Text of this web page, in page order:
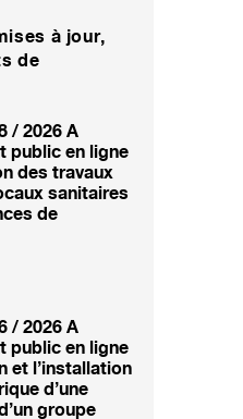
à jour,
de
/ 2026 A
public en ligne
des travaux
sanitaires
de
/ 2026 A
public en ligne
et l’installation
d’une
groupe